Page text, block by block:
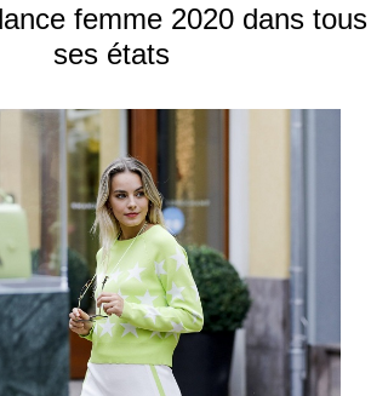
femme 2020 dans tous
ses états